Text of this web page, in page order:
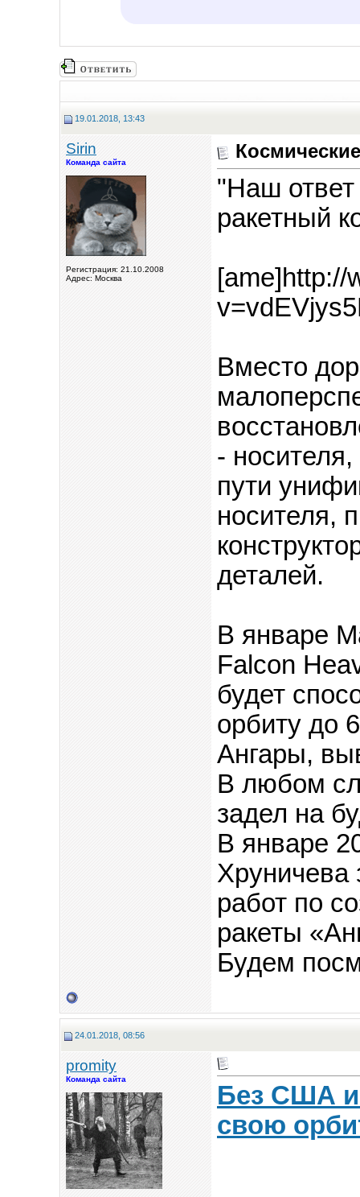
19.01.2018, 13:43
Sirin
Команда сайта
Регистрация: 21.10.2008
Адрес: Москва
"Наш
ракетный
[ame]http://
Вместо
-
пути
носителя,
деталей.
В январе
Falcon
будет
орбиту до
Ангары,
В любом
задел на
В январе
Хруничева
работ по
ракеты
Будем
24.01.2018, 08:56
promity
Команда сайта
Без США и
свою